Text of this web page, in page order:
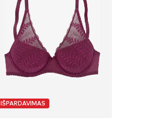
IŠPARDAVIMAS